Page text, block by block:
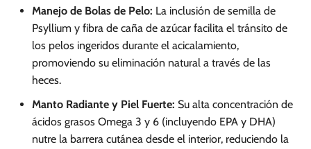
Manejo de Bolas de Pelo: La inclusión de semilla de
Psyllium y fibra de caña de azúcar facilita el tránsito de
los pelos ingeridos durante el acicalamiento,
promoviendo su eliminación natural a través de las
heces.
Manto Radiante y Piel Fuerte: Su alta concentración de
ácidos grasos Omega 3 y 6 (incluyendo EPA y DHA)
nutre la barrera cutánea desde el interior, reduciendo la